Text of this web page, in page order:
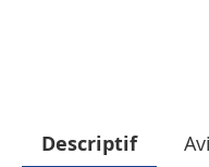
Descriptif